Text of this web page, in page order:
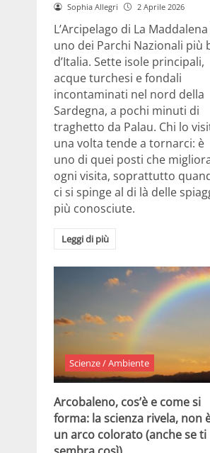
Sophia Allegri 2 Aprile 2026
L’Arcipelago di La
uno dei Parchi Nazionali più
d’Italia. Sette isole principali,
acque turchesi e fondali
incontaminati nel nord della
Sardegna, a pochi minuti di
traghetto da Palau. Chi lo
una volta tende a tornarci: è
uno di quei posti che
ogni visita, soprattutto
ci si spinge al di là delle
più conosciute.
Leggi di più
Scienze / Ambiente
Arcobaleno, cos’è e come si
forma: la scienza rivela, non
un arco colorato (anche se ti